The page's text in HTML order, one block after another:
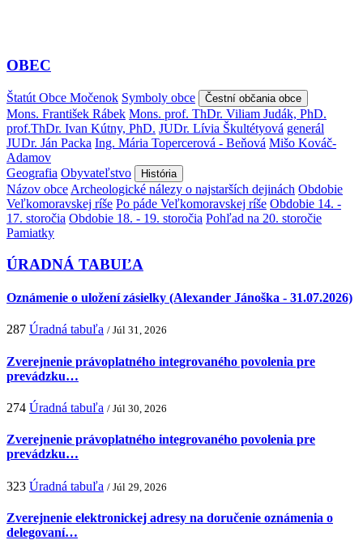
OBEC
Štatút Obce Močenok Symboly obce Čestní občania obce
Mons. František Rábek Mons. prof. ThDr. Viliam Judák, PhD.
prof.ThDr. Ivan Kútny, PhD. JUDr. Lívia Škultétyová generál
JUDr. Ján Packa Ing. Mária Topercerová - Beňová Mišo Kováč-
Adamov
Geografia Obyvateľstvo História
Názov obce Archeologické nálezy o najstarších dejinách Obdobie
Veľkomoravskej ríše Po páde Veľkomoravskej ríše Obdobie 14. -
17. storočia Obdobie 18. - 19. storočia Pohľad na 20. storočie
Pamiatky
ÚRADNÁ TABUĽA
Oznámenie o uložení zásielky (Alexander Jánoška - 31.07.2026)
287 Úradná tabuľa / Júl 31, 2026
Zverejnenie právoplatného integrovaného povolenia pre
prevádzku…
274 Úradná tabuľa / Júl 30, 2026
Zverejnenie právoplatného integrovaného povolenia pre
prevádzku…
323 Úradná tabuľa / Júl 29, 2026
Zverejnenie elektronickej adresy na doručenie oznámenia o
delegovaní…